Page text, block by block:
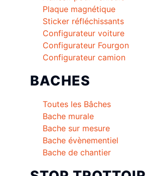
Plaque magnétique
Sticker réfléchissants
Configurateur voiture
Configurateur Fourgon
Configurateur camion
BACHES
Toutes les Bâches
Bache murale
Bache sur mesure
Bache évènementiel
Bache de chantier